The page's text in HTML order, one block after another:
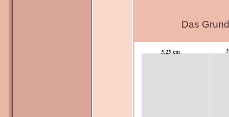
Das